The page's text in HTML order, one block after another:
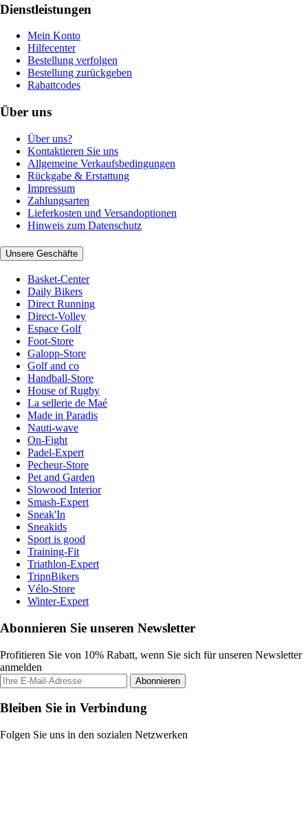
Dienstleistungen
Mein Konto
Hilfecenter
Bestellung verfolgen
Bestellung zurückgeben
Rabattcodes
Über uns
Über uns?
Kontaktieren Sie uns
Allgemeine Verkaufsbedingungen
Rückgabe & Erstattung
Impressum
Zahlungsarten
Lieferkosten und Versandoptionen
Hinweis zum Datenschutz
Unsere Geschäfte
Basket-Center
Daily Bikers
Direct Running
Direct-Volley
Espace Golf
Foot-Store
Galopp-Store
Golf and co
Handball-Store
House of Rugby
La sellerie de Maé
Made in Paradis
Nauti-wave
On-Fight
Padel-Expert
Pecheur-Store
Pet and Garden
Slowood Interior
Smash-Expert
Sneak'In
Sneakids
Sport is good
Training-Fit
Triathlon-Expert
TripnBikers
Vélo-Store
Winter-Expert
Abonnieren Sie unseren Newsletter
Profitieren Sie von 10% Rabatt, wenn Sie sich für unseren Newsletter
anmelden
Abonnieren
Bleiben Sie in Verbindung
Folgen Sie uns in den sozialen Netzwerken